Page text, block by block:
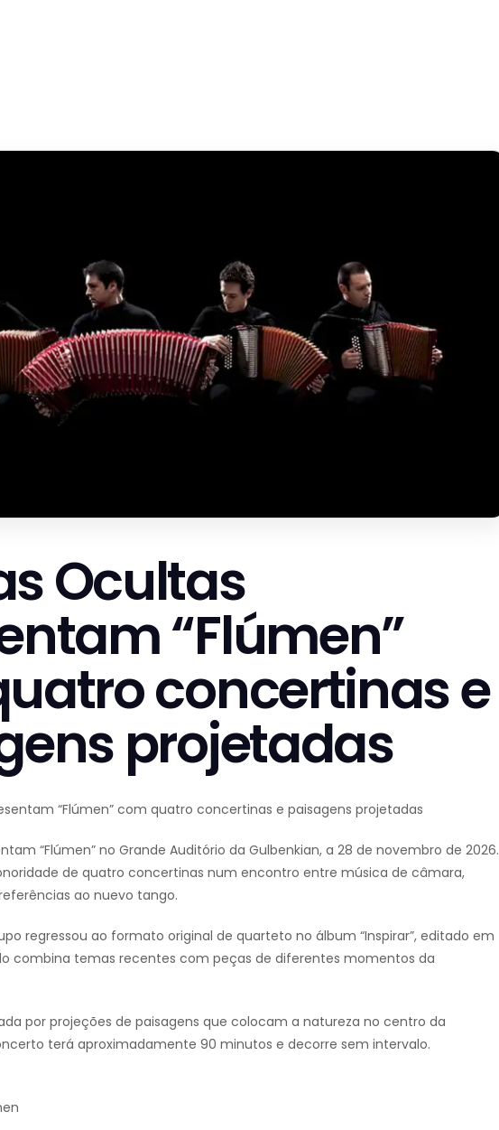
Ocultas
“Flúmen”
concertinas e
projetadas
“Flúmen” com quatro concertinas e paisagens projetadas
“Flúmen” no Grande Auditório da Gulbenkian, a 28 de novembro de 2026.
de quatro concertinas num encontro entre música de câmara,
ao nuevo tango.
regressou ao formato original de quarteto no álbum “Inspirar”, editado em
combina temas recentes com peças de diferentes momentos da
por projeções de paisagens que colocam a natureza no centro da
terá aproximadamente 90 minutos e decorre sem intervalo.